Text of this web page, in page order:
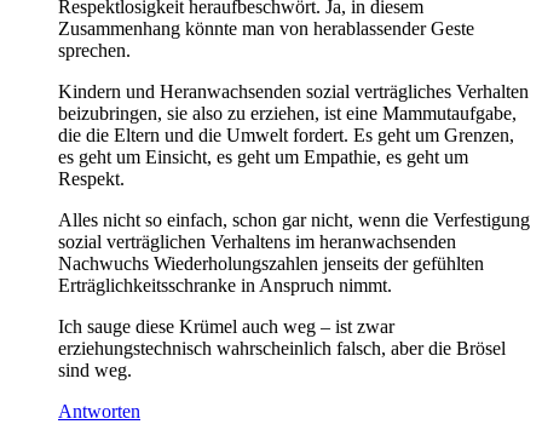
Respektlosigkeit heraufbeschwört. Ja, in diesem
Zusammenhang könnte man von herablassender Geste
sprechen.
Kindern und Heranwachsenden sozial verträgliches Verhalten
beizubringen, sie also zu erziehen, ist eine Mammutaufgabe,
die die Eltern und die Umwelt fordert. Es geht um Grenzen,
es geht um Einsicht, es geht um Empathie, es geht um
Respekt.
Alles nicht so einfach, schon gar nicht, wenn die Verfestigung
sozial verträglichen Verhaltens im heranwachsenden
Nachwuchs Wiederholungszahlen jenseits der gefühlten
Erträglichkeitsschranke in Anspruch nimmt.
Ich sauge diese Krümel auch weg – ist zwar
erziehungstechnisch wahrscheinlich falsch, aber die Brösel
sind weg.
Antworten